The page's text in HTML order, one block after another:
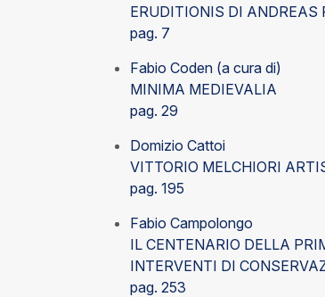
ERUDITIONIS DI ANDREAS
pag. 7
Fabio Coden (a cura di)
MINIMA MEDIEVALIA
pag. 29
Domizio Cattoi
VITTORIO MELCHIORI
pag. 195
Fabio Campolongo
IL CENTENARIO DELLA
INTERVENTI DI
pag. 253